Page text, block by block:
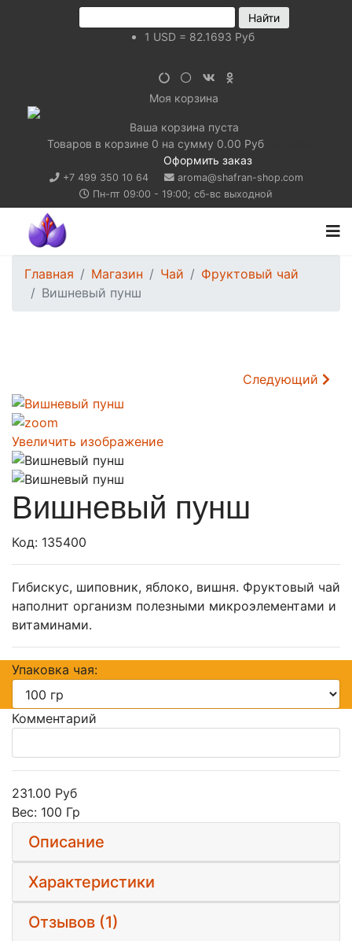
1 USD = 82.1693 Руб
Моя корзина
Ваша корзина пуста
Товаров в корзине 0 на сумму 0.00 Руб
Оформить заказ
+7 499 350 10 64
aroma@shafran-shop.com
Пн-пт 09:00 - 19:00; сб-вс выходной
Главная Магазин Чай
Фруктовый чай
Вишневый пунш
Следующий
Увеличить изображение
Вишневый пунш
Код: 135400
Гибискус, шиповник, яблоко, вишня. Фруктовый чай
наполнит организм полезными микроэлементами и
витаминами.
Упаковка чая:
Комментарий
231.00 Руб
Вес: 100 Гр
Описание
Характеристики
Отзывов (1)